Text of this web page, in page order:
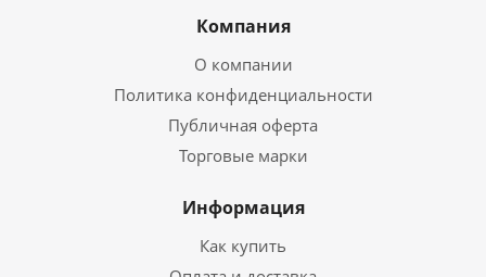
Компания
О компании
Политика конфиденциальности
Публичная оферта
Торговые марки
Информация
Как купить